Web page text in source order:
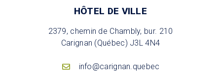
HÔTEL DE VILLE
2379, chemin de Chambly, bur. 210
Carignan (Québec) J3L 4N4
info@carignan.quebec